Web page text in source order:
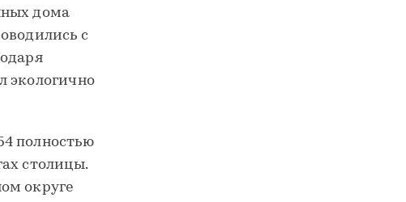
дома
с
экологично
полностью
столицы.
округе